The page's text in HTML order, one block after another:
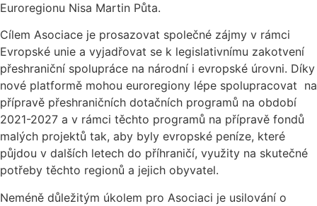
Euroregionu Nisa Martin Půta.
Cílem Asociace je prosazovat společné zájmy v rámci
Evropské unie a vyjadřovat se k legislativnímu zakotvení
přeshraniční spolupráce na národní i evropské úrovni. Díky
nové platformě mohou euroregiony lépe spolupracovat na
přípravě přeshraničních dotačních programů na období
2021-2027 a v rámci těchto programů na přípravě fondů
malých projektů tak, aby byly evropské peníze, které
půjdou v dalších letech do příhraničí, využity na skutečné
potřeby těchto regionů a jejich obyvatel.
Neméně důležitým úkolem pro Asociaci je usilování o